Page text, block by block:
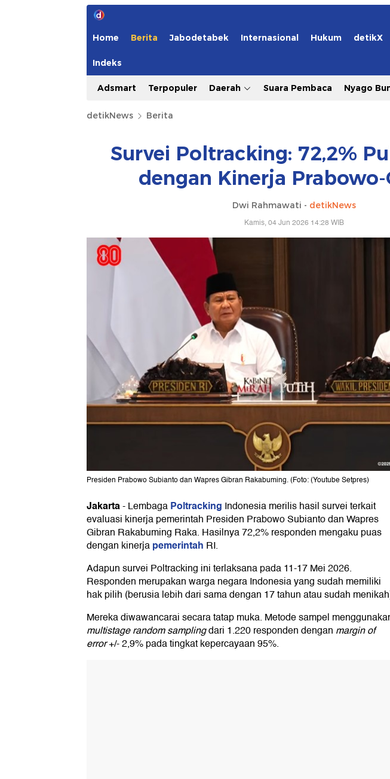
Home Berita Jabodetabek Internasional Hukum detikX
Indeks
Adsmart Terpopuler Daerah Suara Pembaca Nyago
detikNews Berita
Survei Poltracking: 72,2%
dengan Kinerja Prabowo-
Dwi Rahmawati - detikNews
Kamis, 04 Jun 2026 14:28 WIB
Presiden Prabowo Subianto dan Wapres Gibran Rakabuming. (Foto: (Youtube Setpres)
Jakarta-LembagaPoltracking Indonesia merilis hasil survei terkait
evaluasi kinerja pemerintah Presiden Prabowo Subianto dan Wapres
Gibran Rakabuming Raka. Hasilnya 72,2% responden mengaku puas
dengan kinerjapemerintah RI.
Adapun survei Poltracking ini terlaksana pada 11-17 Mei 2026.
Responden merupakan warga negara Indonesia yang sudah memiliki
hak pilih (berusia lebih dari sama dengan 17 tahun atau sudah
Mereka diwawancarai secara tatap muka. Metode sampel
multistage random samplingdari 1.220 responden dengan margin of
error+/- 2,9% pada tingkat kepercayaan 95%.